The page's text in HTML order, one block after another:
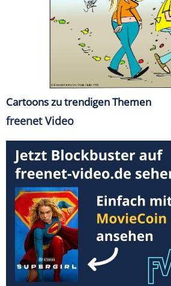
Cartoons zu trendigen Themen
freenet Video